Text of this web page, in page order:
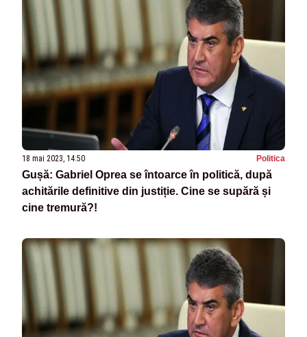
18 mai 2023, 14:50 Politica
Gușă: Gabriel Oprea se întoarce în politică, după
achitările definitive din justiție. Cine se supără și
cine tremură?!